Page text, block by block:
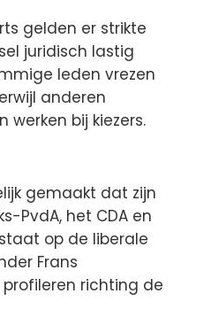
gelden er strikte
juridisch lastig
leden vrezen
anderen
werken bij kiezers.
gemaakt dat zijn
PvdA, het CDA en
op de liberale
Frans
profileren richting de